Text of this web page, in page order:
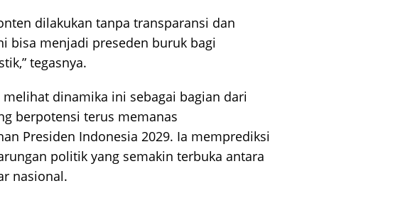
dilakukan tanpa transparansi dan
bisa menjadi preseden buruk bagi
tegasnya.
dinamika ini sebagai bagian dari
berpotensi terus memanas
Presiden Indonesia 2029. Ia memprediksi
politik yang semakin terbuka antara
nasional.